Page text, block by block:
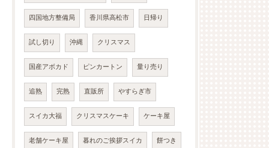
四国地方整備局 香川県高松市 日帰り
試し切り 沖縄 クリスマス
国産アボカド ピンカートン 量り売り
追熟 完熟 直販所 やすらぎ市
スイカ大福 クリスマスケーキ ケーキ屋
老舗ケーキ屋 暮れのご挨拶スイカ 餅つき